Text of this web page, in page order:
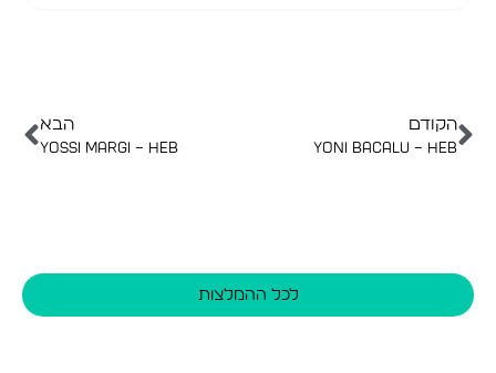
הקודם
Yoni Bacalu – heb
הבא
Yossi Margi – heb
לכל ההמלצות